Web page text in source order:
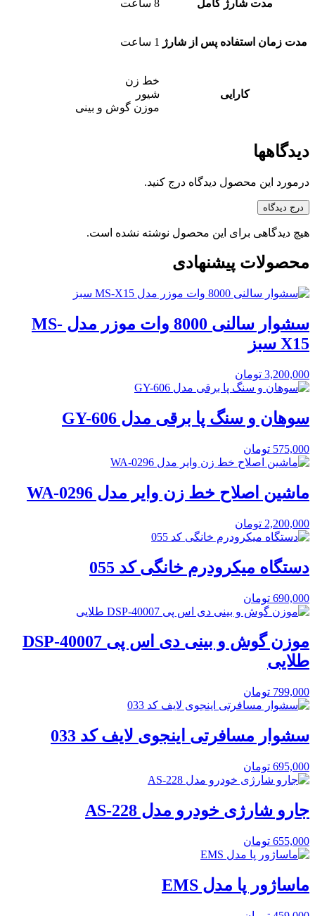
مدت شارژ کامل 8 ساعت
مدت زمان استفاده پس از شارژ 1 ساعت
کارایی
خط زن
شیور
موزن گوش و بینی
دیدگاهها
درمورد این محصول دیدگاه درج کنید.
درج دیدگاه
هیچ دیدگاهی برای این محصول نوشته نشده است.
محصولات پیشنهادی
سشوار سالنی 8000 وات موزر مدل MS-
X15 سبز
3,200,000 تومان
سوهان و سنگ پا برقی مدل GY-606
575,000 تومان
ماشین اصلاح خط زن وایر مدل WA-0296
2,200,000 تومان
دستگاه میکرودرم خانگی کد 055
690,000 تومان
موزن گوش و بینی دی اس پی DSP-40007
طلایی
799,000 تومان
سشوار مسافرتی اینجوی لایف کد 033
695,000 تومان
جارو شارژی خودرو مدل AS-228
655,000 تومان
ماساژور پا مدل EMS